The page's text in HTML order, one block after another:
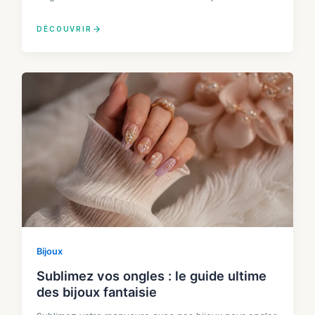
DÉCOUVRIR
Bijoux
Sublimez vos ongles : le guide ultime
des bijoux fantaisie